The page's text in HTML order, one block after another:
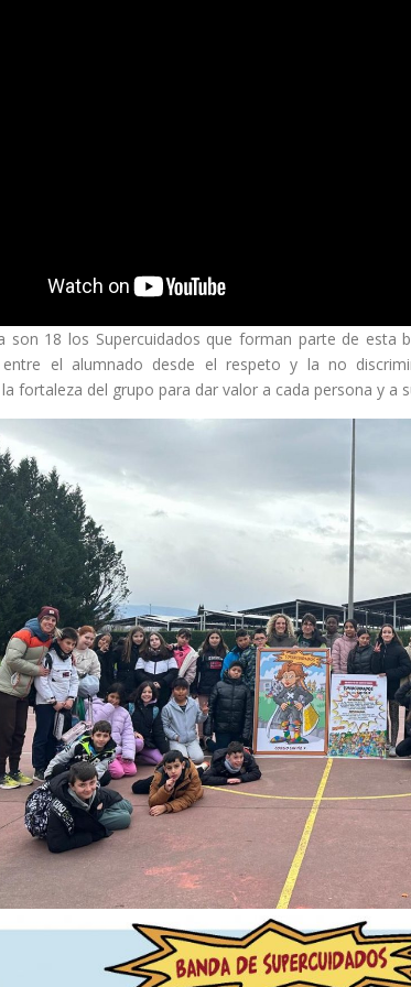
son 18 los Supercuidados que forman parte de esta
entre el alumnado desde el respeto y la no
fortaleza del grupo para dar valor a cada persona y a